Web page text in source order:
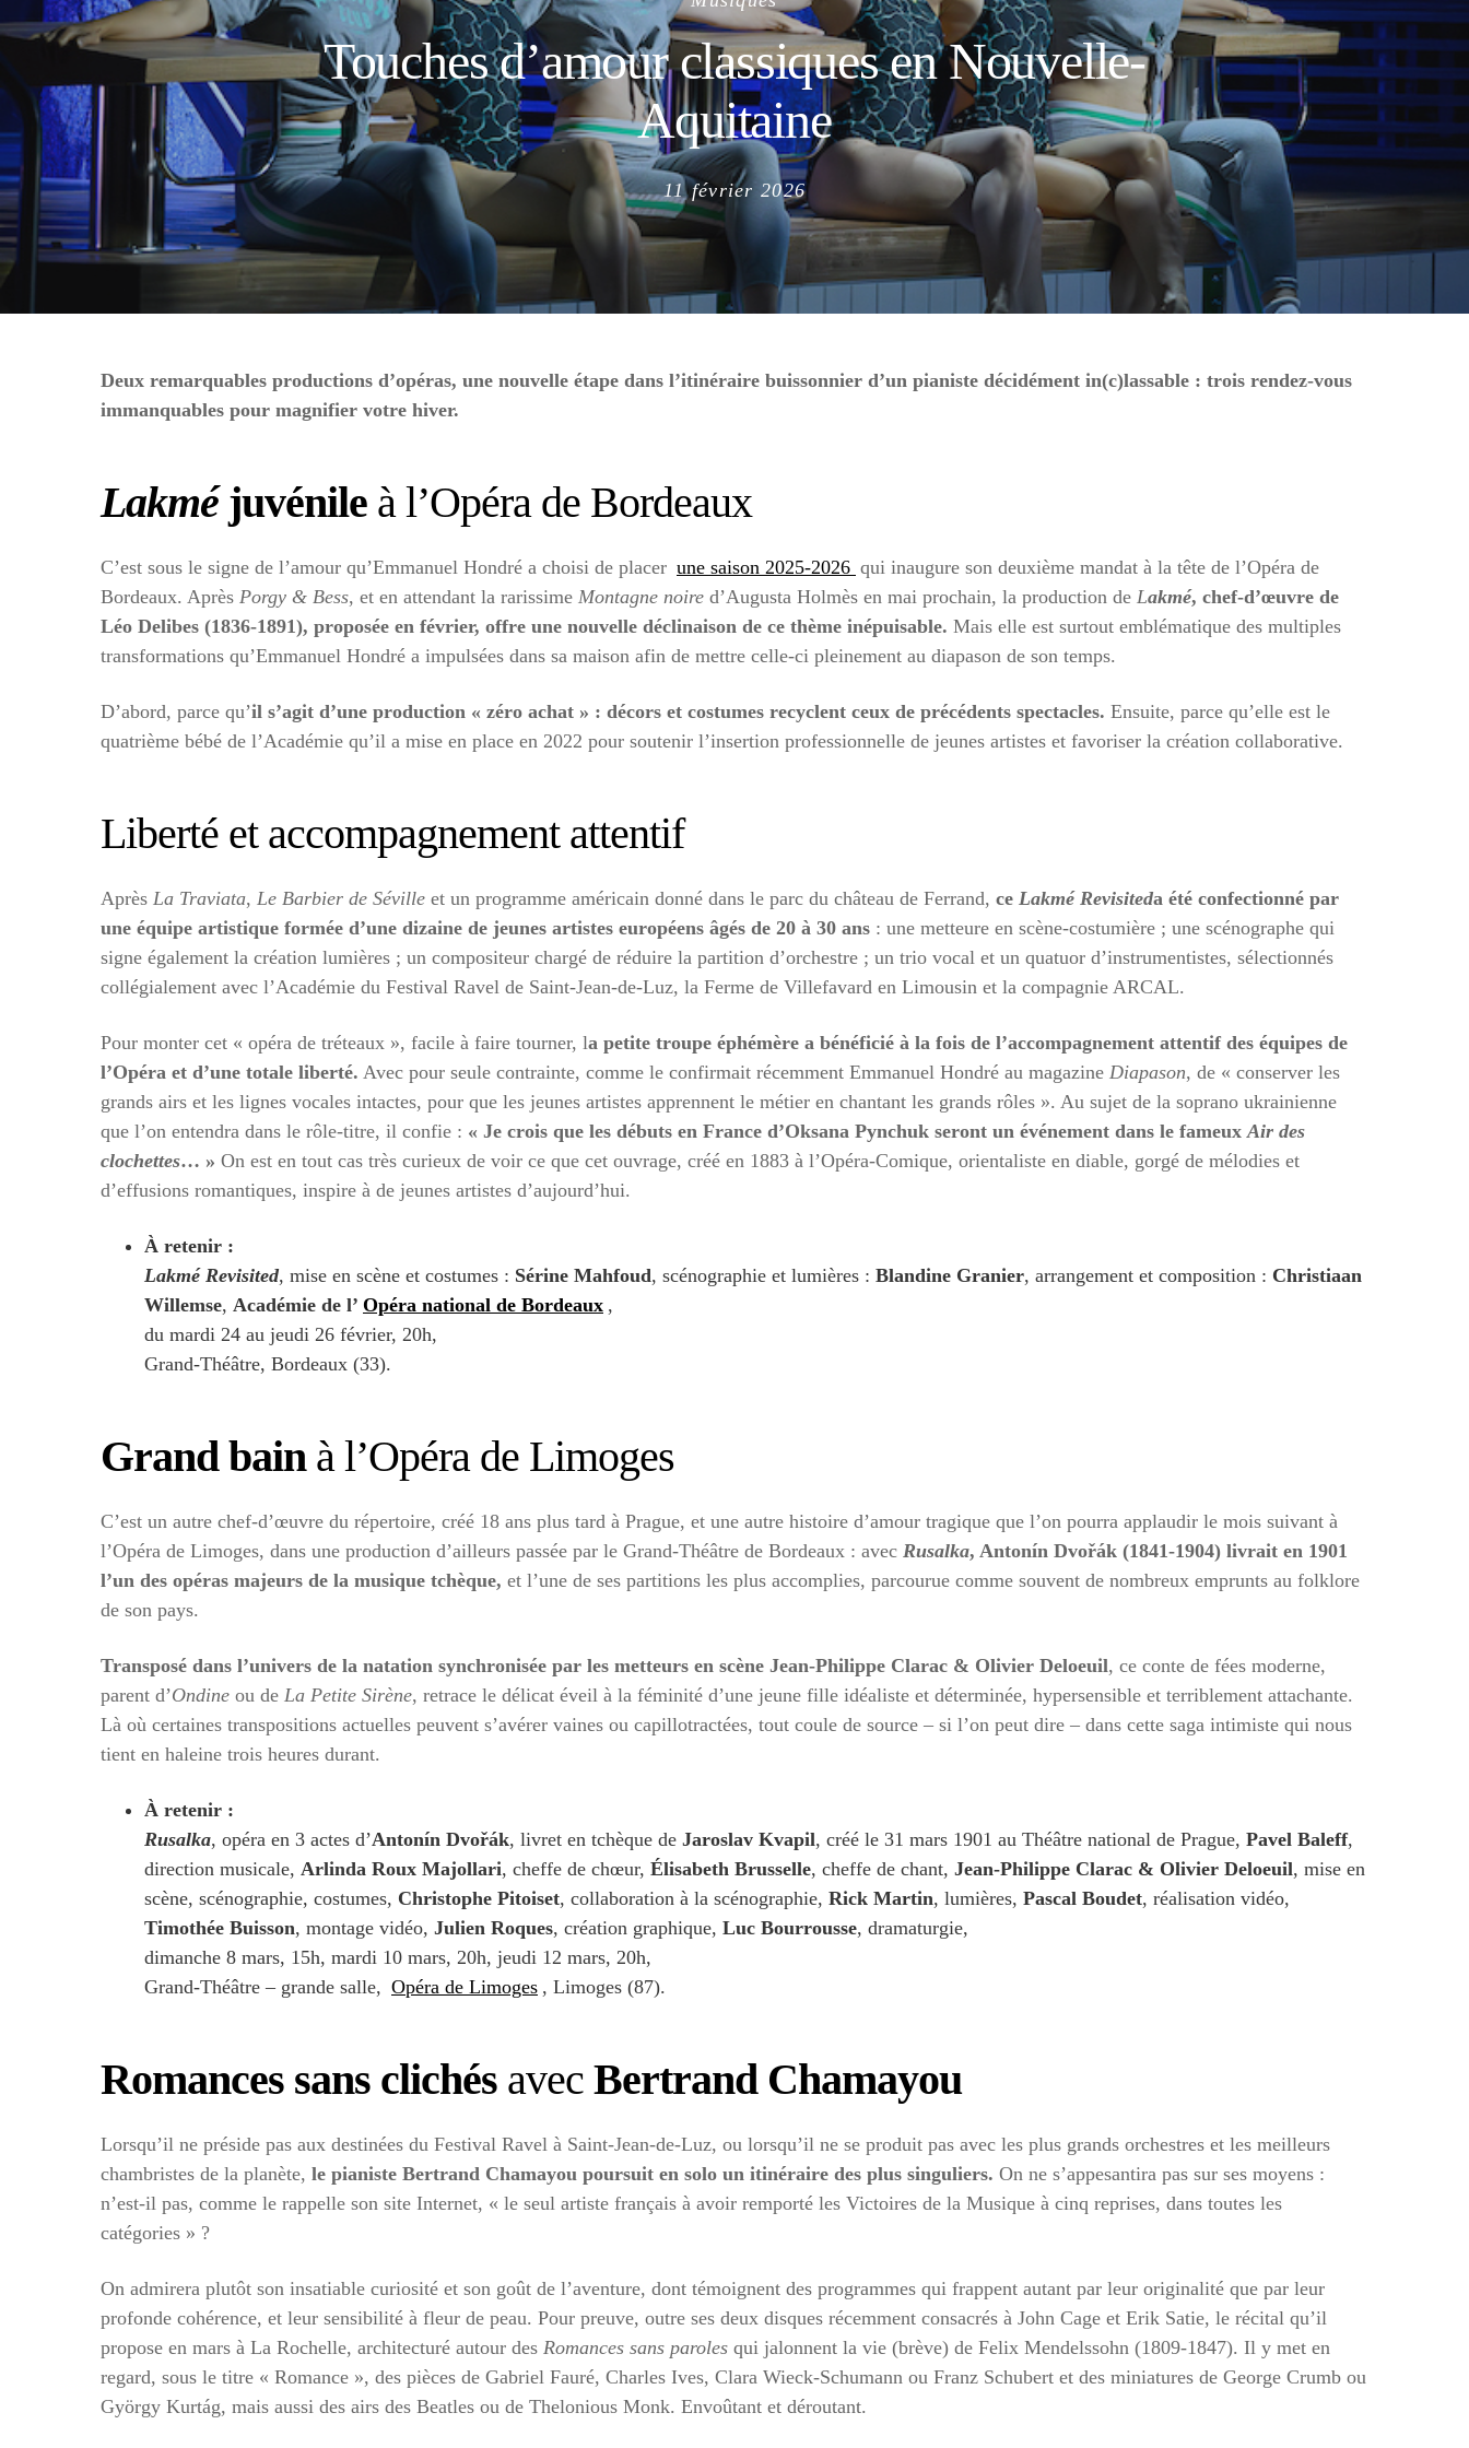
Touches d’amour classiques en Nouvelle-
Aquitaine
Posted
on
11 février 2026
Deux remarquables productions d’opéras, une nouvelle étape dans l’itinéraire buissonnier d’un pianiste décidément in(c)lassable : trois rendez-vous
immanquables pour magnifier votre hiver.
Lakméjuvénile à l’Opéra de Bordeaux
C’est sous le signe de l’amour qu’Emmanuel Hondré a choisi de placer une saison 2025-2026 qui inaugure son deuxième mandat à la tête de l’Opéra de
Bordeaux. Après Porgy & Bess, et en attendant la rarissime Montagne noire d’Augusta Holmès en mai prochain, la production de Lakmé, chef-d’œuvre de
Léo Delibes (1836-1891), proposée en février, offre une nouvelle déclinaison de ce thème inépuisable. Mais elle est surtout emblématique des multiples
transformations qu’Emmanuel Hondré a impulsées dans sa maison afin de mettre celle-ci pleinement au diapason de son temps.
D’abord, parce qu’il s’agit d’une production « zéro achat » : décors et costumes recyclent ceux de précédents spectacles. Ensuite, parce qu’elle est le
quatrième bébé de l’Académie qu’il a mise en place en 2022 pour soutenir l’insertion professionnelle de jeunes artistes et favoriser la création collaborative.
Liberté et accompagnement attentif
Après La Traviata, Le Barbier de Séville et un programme américain donné dans le parc du château de Ferrand, ce Lakmé Revisiteda été confectionné par
une équipe artistique formée d’une dizaine de jeunes artistes européens âgés de 20 à 30 ans : une metteure en scène-costumière ; une scénographe qui
signe également la création lumières ; un compositeur chargé de réduire la partition d’orchestre ; un trio vocal et un quatuor d’instrumentistes, sélectionnés
collégialement avec l’Académie du Festival Ravel de Saint-Jean-de-Luz, la Ferme de Villefavard en Limousin et la compagnie ARCAL.
Pour monter cet « opéra de tréteaux », facile à faire tourner, la petite troupe éphémère a bénéficié à la fois de l’accompagnement attentif des équipes de
l’Opéra et d’une totale liberté. Avec pour seule contrainte, comme le confirmait récemment Emmanuel Hondré au magazine Diapason, de « conserver les
grands airs et les lignes vocales intactes, pour que les jeunes artistes apprennent le métier en chantant les grands rôles ». Au sujet de la soprano ukrainienne
que l’on entendra dans le rôle-titre, il confie : « Je crois que les débuts en France d’Oksana Pynchuk seront un événement dans le fameuxAir des
clochettes… » On est en tout cas très curieux de voir ce que cet ouvrage, créé en 1883 à l’Opéra-Comique, orientaliste en diable, gorgé de mélodies et
d’effusions romantiques, inspire à de jeunes artistes d’aujourd’hui.
À retenir :
Lakmé Revisited, mise en scène et costumes : Sérine Mahfoud, scénographie et lumières : Blandine Granier, arrangement et composition : Christiaan
Willemse, Académie de l’ Opéra national de Bordeaux ,
du mardi 24 au jeudi 26 février, 20h,
Grand-Théâtre, Bordeaux (33).
Grand bainà l’Opéra de Limoges
C’est un autre chef-d’œuvre du répertoire, créé 18 ans plus tard à Prague, et une autre histoire d’amour tragique que l’on pourra applaudir le mois suivant à
l’Opéra de Limoges, dans une production d’ailleurs passée par le Grand-Théâtre de Bordeaux : avec Rusalka, Antonín Dvořák (1841-1904) livrait en 1901
l’un des opéras majeurs de la musique tchèque, et l’une de ses partitions les plus accomplies, parcourue comme souvent de nombreux emprunts au folklore
de son pays.
Transposé dans l’univers de la natation synchronisée par les metteurs en scène Jean-Philippe Clarac & Olivier Deloeuil, ce conte de fées moderne,
parent d’Ondine ou de La Petite Sirène, retrace le délicat éveil à la féminité d’une jeune fille idéaliste et déterminée, hypersensible et terriblement attachante.
Là où certaines transpositions actuelles peuvent s’avérer vaines ou capillotractées, tout coule de source – si l’on peut dire – dans cette saga intimiste qui nous
tient en haleine trois heures durant.
À retenir :
Rusalka, opéra en 3 actes d’Antonín Dvořák, livret en tchèque de Jaroslav Kvapil, créé le 31 mars 1901 au Théâtre national de Prague, Pavel Baleff,
direction musicale, Arlinda Roux Majollari, cheffe de chœur, Élisabeth Brusselle, cheffe de chant, Jean-Philippe Clarac & Olivier Deloeuil, mise en
scène, scénographie, costumes, Christophe Pitoiset, collaboration à la scénographie, Rick Martin, lumières, Pascal Boudet, réalisation vidéo,
Timothée Buisson, montage vidéo, Julien Roques, création graphique, Luc Bourrousse, dramaturgie,
dimanche 8 mars, 15h, mardi 10 mars, 20h, jeudi 12 mars, 20h,
Grand-Théâtre – grande salle, Opéra de Limoges , Limoges (87).
Romances sans clichés avec Bertrand Chamayou
Lorsqu’il ne préside pas aux destinées du Festival Ravel à Saint-Jean-de-Luz, ou lorsqu’il ne se produit pas avec les plus grands orchestres et les meilleurs
chambristes de la planète, le pianiste Bertrand Chamayou poursuit en solo un itinéraire des plus singuliers. On ne s’appesantira pas sur ses moyens :
n’est-il pas, comme le rappelle son site Internet, « le seul artiste français à avoir remporté les Victoires de la Musique à cinq reprises, dans toutes les
catégories » ?
On admirera plutôt son insatiable curiosité et son goût de l’aventure, dont témoignent des programmes qui frappent autant par leur originalité que par leur
profonde cohérence, et leur sensibilité à fleur de peau. Pour preuve, outre ses deux disques récemment consacrés à John Cage et Erik Satie, le récital qu’il
propose en mars à La Rochelle, architecturé autour des Romances sans paroles qui jalonnent la vie (brève) de Felix Mendelssohn (1809-1847). Il y met en
regard, sous le titre « Romance », des pièces de Gabriel Fauré, Charles Ives, Clara Wieck-Schumann ou Franz Schubert et des miniatures de George Crumb ou
György Kurtág, mais aussi des airs des Beatles ou de Thelonious Monk. Envoûtant et déroutant.